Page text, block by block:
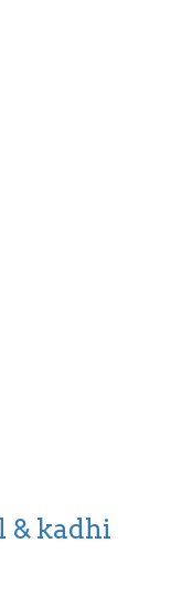
& kadhi